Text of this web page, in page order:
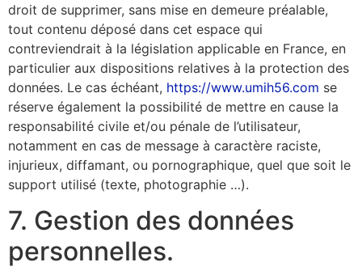
droit de supprimer, sans mise en demeure préalable,
tout contenu déposé dans cet espace qui
contreviendrait à la législation applicable en France, en
particulier aux dispositions relatives à la protection des
données. Le cas échéant, https://www.umih56.com se
réserve également la possibilité de mettre en cause la
responsabilité civile et/ou pénale de l’utilisateur,
notamment en cas de message à caractère raciste,
injurieux, diffamant, ou pornographique, quel que soit le
support utilisé (texte, photographie …).
7. Gestion des données
personnelles.